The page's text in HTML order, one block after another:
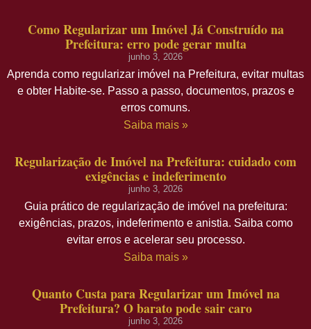
Como Regularizar um Imóvel Já Construído na
Prefeitura: erro pode gerar multa
junho 3, 2026
Aprenda como regularizar imóvel na Prefeitura, evitar multas
e obter Habite-se. Passo a passo, documentos, prazos e
erros comuns.
Saiba mais »
Regularização de Imóvel na Prefeitura: cuidado com
exigências e indeferimento
junho 3, 2026
Guia prático de regularização de imóvel na prefeitura:
exigências, prazos, indeferimento e anistia. Saiba como
evitar erros e acelerar seu processo.
Saiba mais »
Quanto Custa para Regularizar um Imóvel na
Prefeitura? O barato pode sair caro
junho 3, 2026